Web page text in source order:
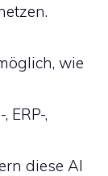
wie
ERP-,
diese AI